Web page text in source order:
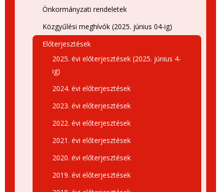
Önkormányzati rendeletek
Közgyűlési meghívók (2025. június 04-ig)
Előterjesztések
2025. évi előterjesztések (2025. június 4-
ig)
2024. évi előterjesztések
2023. évi előterjesztések
2022. évi előterjesztések
2021. évi előterjesztések
2020. évi előterjesztések
2019. évi előterjesztések